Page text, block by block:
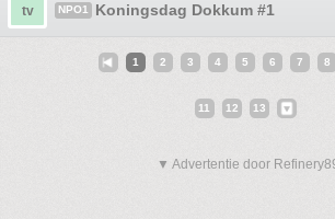
tv NPO1 Koningsdag Dokkum #1
1 2 3 4 5 6 7 8
11 12 13
▼ Advertentie door